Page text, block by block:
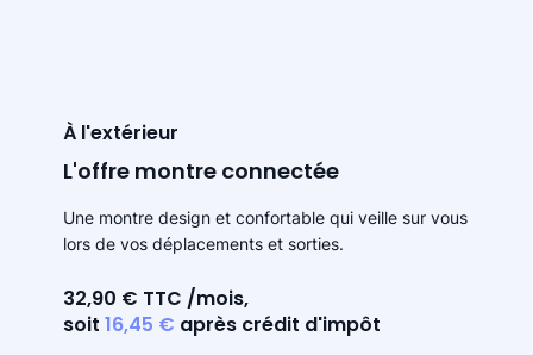
À l'extérieur
L'offre montre connectée
Une montre design et confortable qui veille sur vous
lors de vos déplacements et sorties.
32,90 € TTC /mois,
soit 16,45 € après crédit d'impôt